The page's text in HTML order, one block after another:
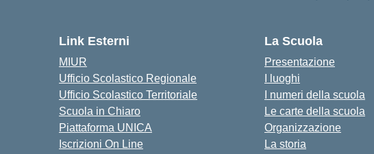
Link Esterni
MIUR
Ufficio Scolastico Regionale
Ufficio Scolastico Territoriale
Scuola in Chiaro
Piattaforma UNICA
Iscrizioni On Line
La Scuola
Presentazione
I luoghi
I numeri della scuola
Le carte della scuola
Organizzazione
La storia